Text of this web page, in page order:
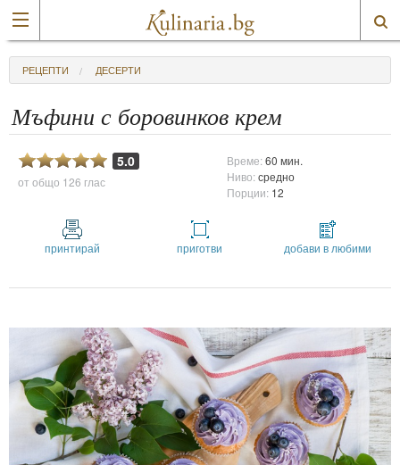
РЕЦЕПТИ ДЕСЕРТИ
Мъфини с боровинков крем
5.0
от общо 126 глас
Време:60 мин.
Ниво:средно
Порции: 12
принтирай приготви добави в любими